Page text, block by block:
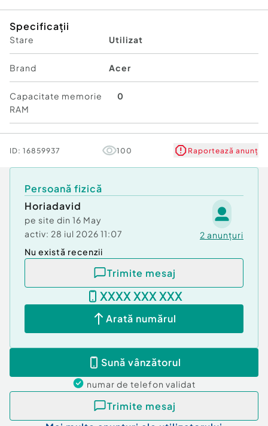
Specificații
Stare Utilizat
Brand Acer
Capacitate memorie
RAM
0
ID: 16859937 100 Raportează anunț
Persoană fizică
Horiadavid
pe site din 16 May
activ: 28 iul 2026 11:07 2 anunțuri
Nu există recenzii
Trimite mesaj
XXXX XXX XXX
Arată numărul
Sună vânzătorul
numar de telefon validat
Trimite mesaj